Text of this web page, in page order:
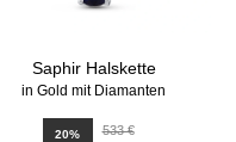
Saphir Halskette
in Gold mit Diamanten
20%
533 €